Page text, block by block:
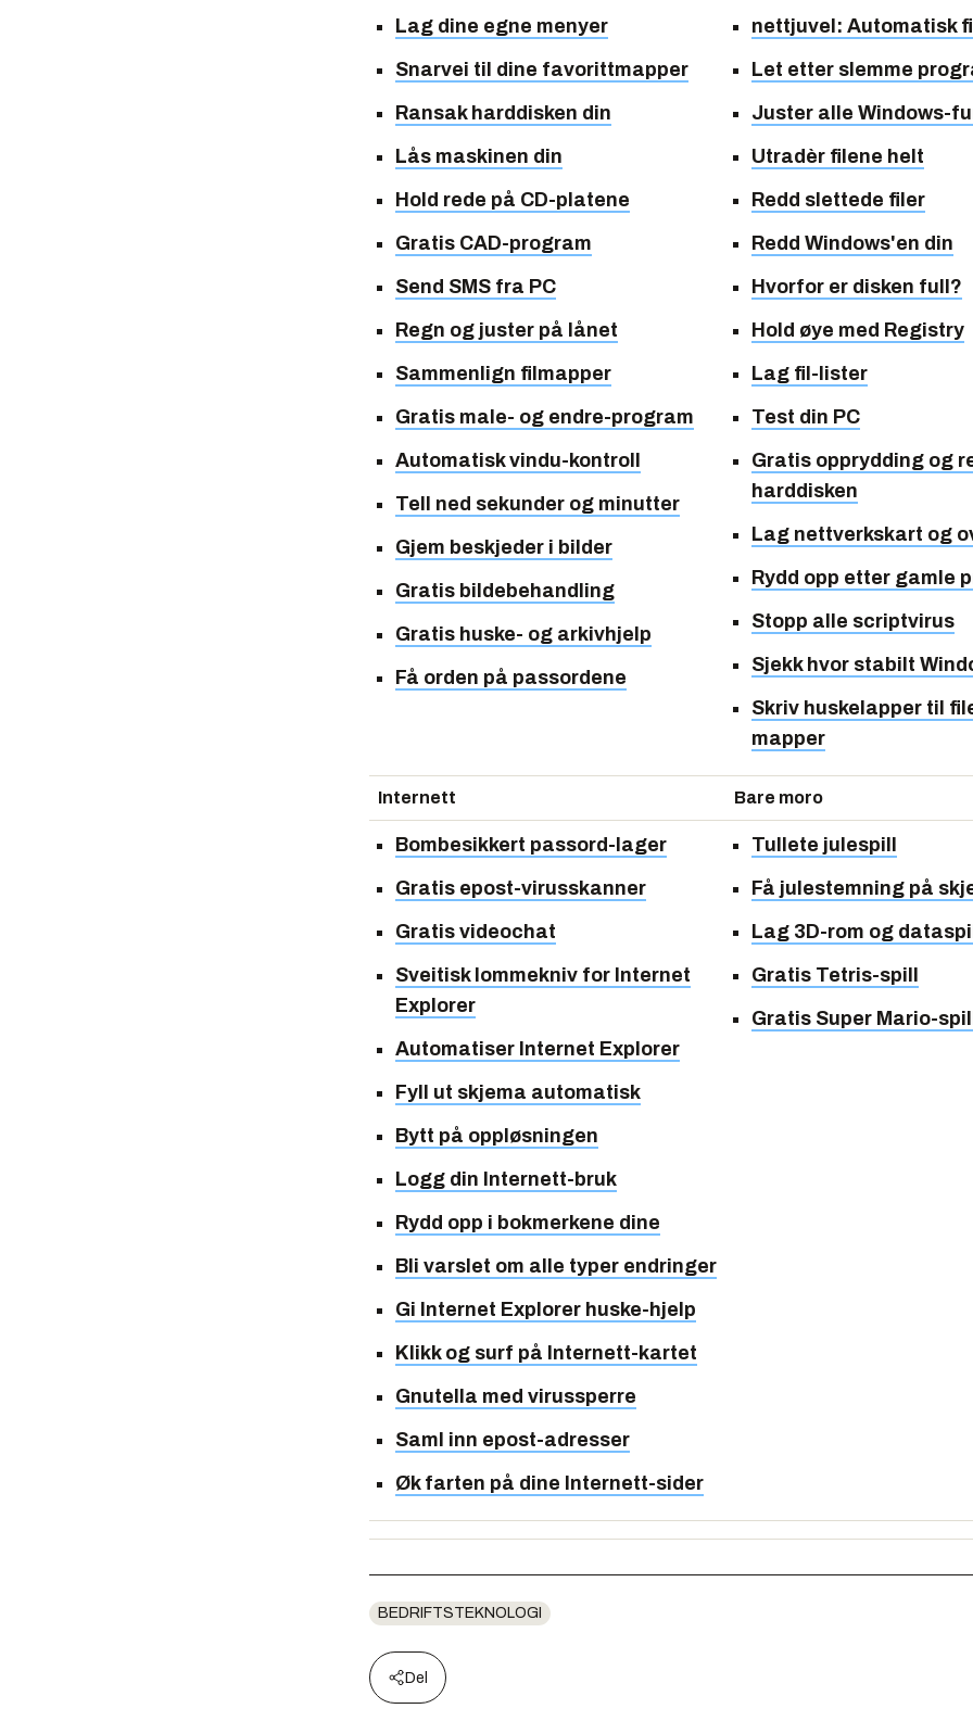
Lag dine egne menyer
Snarvei til dine favorittmapper
Ransak harddisken din
Lås maskinen din
Hold rede på CD-platene
Gratis CAD-program
Send SMS fra PC
Regn og juster på lånet
Sammenlign filmapper
Gratis male- og endre-program
Automatisk vindu-kontroll
Tell ned sekunder og minutter
Gjem beskjeder i bilder
Gratis bildebehandling
Gratis huske- og arkivhjelp
Få orden på passordene
nettjuvel: Automatisk
Let etter slemme
Juster alle Windows-
Utradèr filene helt
Redd slettede filer
Redd Windows'en din
Hvorfor er disken full?
Hold øye med Registry
Lag fil-lister
Test din PC
Gratis opprydding og
harddisken
Lag nettverkskart og
Rydd opp etter gamle
Stopp alle scriptvirus
Sjekk hvor stabilt
Skriv huskelapper til
mapper
Internett Bare moro
Bombesikkert passord-lager
Gratis epost-virusskanner
Gratis videochat
Sveitisk lommekniv for Internet
Explorer
Automatiser Internet Explorer
Fyll ut skjema automatisk
Bytt på oppløsningen
Logg din Internett-bruk
Rydd opp i bokmerkene dine
Bli varslet om alle typer endringer
Gi Internet Explorer huske-hjelp
Klikk og surf på Internett-kartet
Gnutella med virussperre
Saml inn epost-adresser
Øk farten på dine Internett-sider
Tullete julespill
Få julestemning på
Lag 3D-rom og dataspill
Gratis Tetris-spill
Gratis Super Mario-spill
BEDRIFTSTEKNOLOGI
Del